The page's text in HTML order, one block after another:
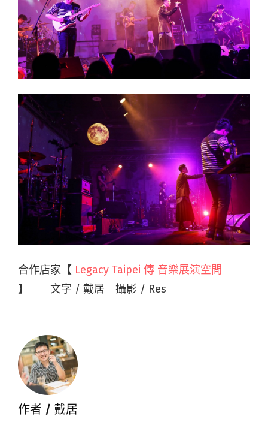
合作店家【 Legacy Taipei 傳 音樂展演空間
】 文字 / 戴居 攝影 / Res
作者 / 戴居